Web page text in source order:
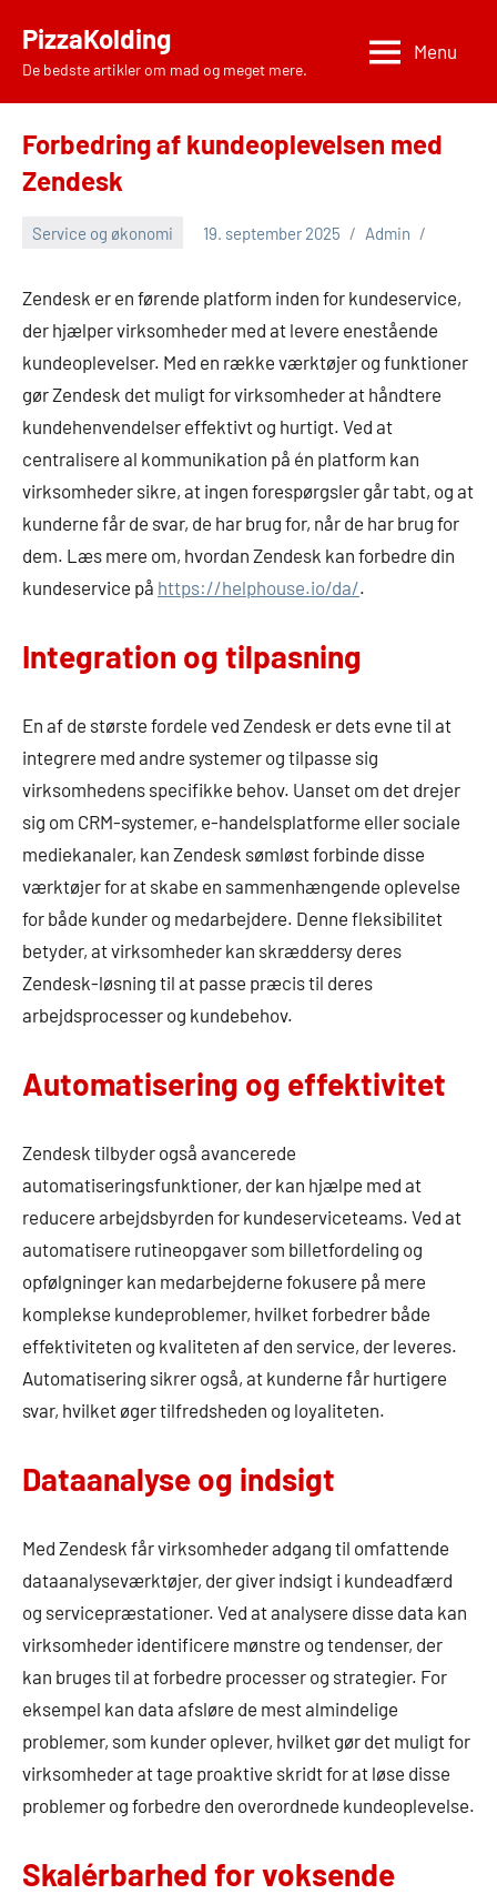
indhold
PizzaKolding
De bedste artikler om mad og meget mere.
Menu
Forbedring af kundeoplevelsen med
Zendesk
Service og økonomi 19. september 2025 Admin
Zendesk er en førende platform inden for kundeservice,
der hjælper virksomheder med at levere enestående
kundeoplevelser. Med en række værktøjer og funktioner
gør Zendesk det muligt for virksomheder at håndtere
kundehenvendelser effektivt og hurtigt. Ved at
centralisere al kommunikation på én platform kan
virksomheder sikre, at ingen forespørgsler går tabt, og at
kunderne får de svar, de har brug for, når de har brug for
dem. Læs mere om, hvordan Zendesk kan forbedre din
kundeservice på https://helphouse.io/da/.
Integration og tilpasning
En af de største fordele ved Zendesk er dets evne til at
integrere med andre systemer og tilpasse sig
virksomhedens specifikke behov. Uanset om det drejer
sig om CRM-systemer, e-handelsplatforme eller sociale
mediekanaler, kan Zendesk sømløst forbinde disse
værktøjer for at skabe en sammenhængende oplevelse
for både kunder og medarbejdere. Denne fleksibilitet
betyder, at virksomheder kan skræddersy deres
Zendesk-løsning til at passe præcis til deres
arbejdsprocesser og kundebehov.
Automatisering og effektivitet
Zendesk tilbyder også avancerede
automatiseringsfunktioner, der kan hjælpe med at
reducere arbejdsbyrden for kundeserviceteams. Ved at
automatisere rutineopgaver som billetfordeling og
opfølgninger kan medarbejderne fokusere på mere
komplekse kundeproblemer, hvilket forbedrer både
effektiviteten og kvaliteten af den service, der leveres.
Automatisering sikrer også, at kunderne får hurtigere
svar, hvilket øger tilfredsheden og loyaliteten.
Dataanalyse og indsigt
Med Zendesk får virksomheder adgang til omfattende
dataanalyseværktøjer, der giver indsigt i kundeadfærd
og servicepræstationer. Ved at analysere disse data kan
virksomheder identificere mønstre og tendenser, der
kan bruges til at forbedre processer og strategier. For
eksempel kan data afsløre de mest almindelige
problemer, som kunder oplever, hvilket gør det muligt for
virksomheder at tage proaktive skridt for at løse disse
problemer og forbedre den overordnede kundeoplevelse.
Skalérbarhed for voksende